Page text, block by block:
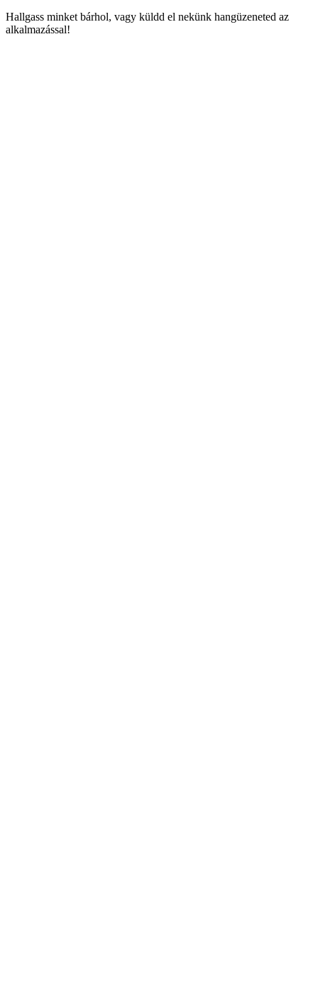
Hallgass minket bárhol, vagy küldd el nekünk hangüzeneted az
alkalmazással!